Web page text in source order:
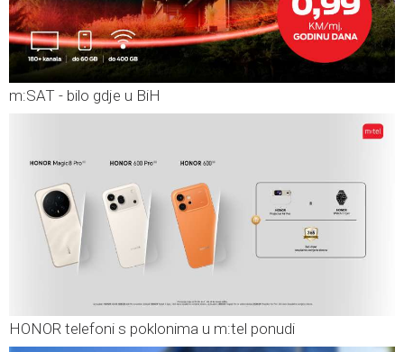
m:SAT - bilo gdje u BiH
HONOR telefoni s poklonima u m:tel ponudi